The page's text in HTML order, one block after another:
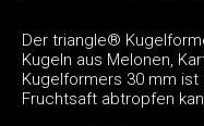
Der triangle®
Kugeln aus Melonen,
Kugelformers 30 mm
Fruchtsaft abtropfen